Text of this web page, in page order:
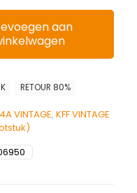
aan
VINTAGE, KFF VINTAGE
RETOUR 80%